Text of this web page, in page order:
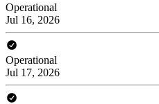
Operational
Jul 16, 2026
Operational
Jul 17, 2026